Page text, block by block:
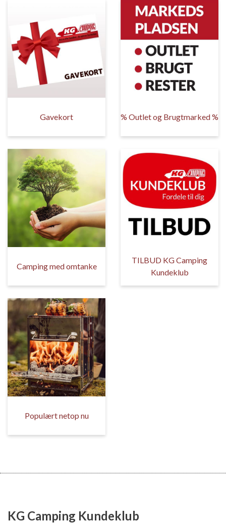
Gavekort % Outlet og Brugtmarked %
Camping med omtanke
TILBUD KG Camping
Kundeklub
Populært netop nu
KG Camping Kundeklub